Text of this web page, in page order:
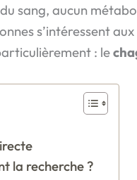
sang, aucun
s’intéressent
: le
la recherche ?